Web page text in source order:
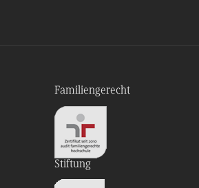
Familiengerecht
Stiftung